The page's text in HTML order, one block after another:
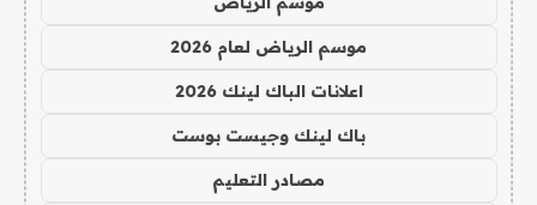
موسم الرياض لعام 2026
اعلانات الباك لينك 2026
باك لينك وجيست بوست
مصادر التعليم